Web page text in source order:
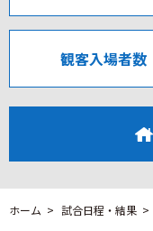
その後もピッチ上で
ショナルタイムは10
ったが、有効な攻め
なった。
A:まだ詳しくは聞い
で病院に運ばれたと
ているやつなんで、
にサッカーをしたい
Q:ネーミアス選手、
観客入場者数
ホーム 試合日程・結果